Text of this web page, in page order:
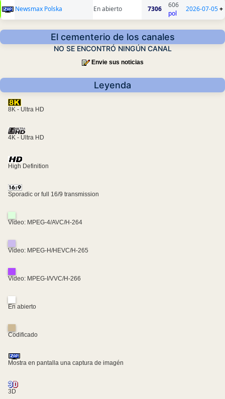
Newsmax Polska En abierto 7306
606
pol
2026-07-05+
El cementerio de los canales
NO SE ENCONTRÓ NINGÚN CANAL
Envie sus noticias
Leyenda
8K - Ultra HD
4K - Ultra HD
High Definition
Sporadic or full 16/9 transmission
Video: MPEG-4/AVC/H-264
Video: MPEG-H/HEVC/H-265
Video: MPEG-I/VVC/H-266
En abierto
Codificado
Mostra en pantalla una captura de imagén
3D